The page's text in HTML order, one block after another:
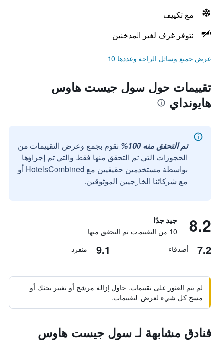
مع تكييف
تتوفر غرف لغير المدخنين
عرض جميع وسائل الراحة وعددها 10
تقييمات حول سول جيست هاوس
هايونداي
تم التحقق منه 100%
نقوم بجمع وعرض التقييمات من
الحجوزات التي تم التحقق منها فقط والتي تم إجراؤها
بواسطة مستخدمين حقيقيين مع HotelsCombined أو
مع شركائنا الخارجيين الموثوقين.
8.2 جيد جدًا
10 من التقييمات تم التحقق منها
7.2 أصدقاء 9.1 منفرد
لم يتم العثور على تقييمات. حاول إزالة مرشح أو تغيير بحثك أو
مسح كل شيء لعرض التقييمات.
فنادق مشابهة لـ سول جيست هاوس